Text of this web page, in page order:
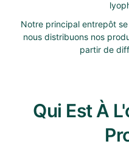
Notre principal entrepôt
nous distribuons nos
partir de
Qui Est À